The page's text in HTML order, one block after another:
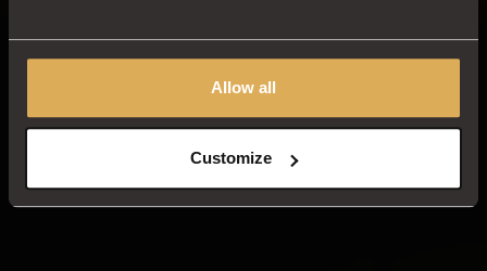
Allow all
Customize
Kaffeemaschinen bis hin zu traditionell
seit 1784, worauf es bei der Zubereitung einer
guten Tasse Kaffee ankommt. Entdecken Sie es